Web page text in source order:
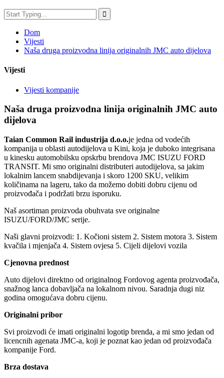
Dom
Vijesti
Naša druga proizvodna linija originalnih JMC auto dijelova
Vijesti
Vijesti kompanije
Naša druga proizvodna linija originalnih JMC auto
dijelova
Taian Common Rail industrija d.o.o.je jedna od vodećih
kompanija u oblasti autodijelova u Kini, koja je duboko integrisana
u kinesku automobilsku opskrbu brendova JMC ISUZU FORD
TRANSIT. Mi smo originalni distributeri autodijelova, sa jakim
lokalnim lancem snabdijevanja i skoro 1200 SKU, velikim
količinama na lageru, tako da možemo dobiti dobru cijenu od
proizvođača i podržati brzu isporuku.
Naš asortiman proizvoda obuhvata sve originalne
ISUZU/FORD/JMC serije.
Naši glavni proizvodi: 1. Kočioni sistem 2. Sistem motora 3. Sistem
kvačila i mjenjača 4. Sistem ovjesa 5. Cijeli dijelovi vozila
Cjenovna prednost
Auto dijelovi direktno od originalnog Fordovog agenta proizvođača,
snažnog lanca dobavljača na lokalnom nivou. Saradnja dugi niz
godina omogućava dobru cijenu.
Originalni pribor
Svi proizvodi će imati originalni logotip brenda, a mi smo jedan od
licencnih agenata JMC-a, koji je poznat kao jedan od proizvođača
kompanije Ford.
Brza dostava